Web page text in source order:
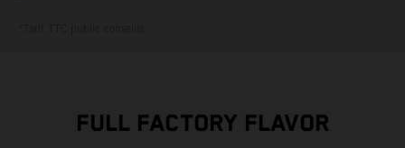
FULL FACTORY FLAVOR